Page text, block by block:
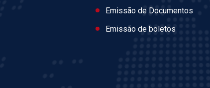
Emissão de Documentos
Emissão de boletos